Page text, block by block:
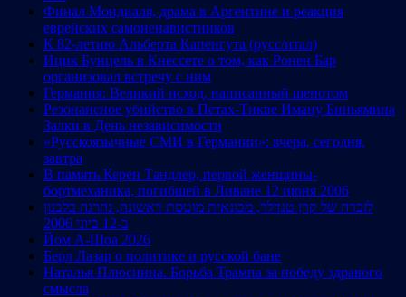
Финал Мондиаля, драма в Аргентине и реакция
еврейских самоненавистников
К 82-летию Альберта Капенгута (русс/итал)
Ицик Бунцель в Кнессете о том, как Ронен Бар
организовал встречу с ним
Германия: Великий исход, написанный шепотом
Резонансное убийство в Петах-Тикве Иману Биньямина
Залки в День независимости
«Русскоязычные СМИ в Германии»: вчера, сегодня,
завтра
В память Керен Тандлер, первой женщины-
бортмеханика, погибшей в Ливане 12 июня 2006
לזכרה של קרן טנדלר, מכונאית מוטסת ראשונה, נהרגה בלבנון
ב-12 ביוני 2006
Йом А-Шоа 2026
Берл Лазар о политике и русской бане
Наталья Плюснина. Борьба Трампа за победу здравого
смысла